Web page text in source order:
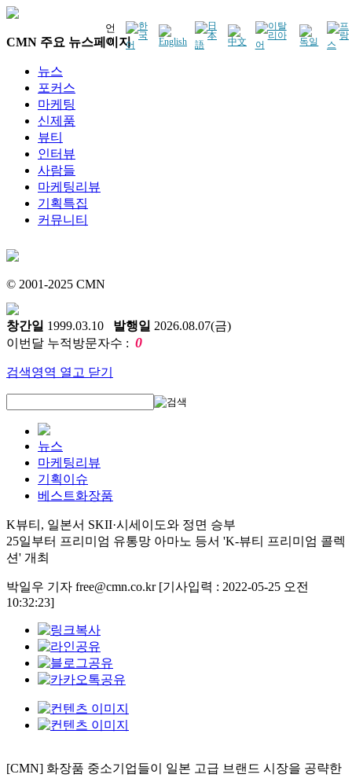
언
어
CMN 주요 뉴스페이지
뉴스
포커스
마케팅
신제품
뷰티
인터뷰
사람들
마케팅리뷰
기획특집
커뮤니티
© 2001-2025 CMN
창간일 1999.03.10 발행일 2026.08.07(금)
이번달 누적방문자수 : 0
검색영역 열고 닫기
뉴스
마케팅리뷰
기획이슈
베스트화장품
K뷰티, 일본서 SKII·시세이도와 정면 승부
25일부터 프리미엄 유통망 아마노 등서 'K-뷰티 프리미엄 콜렉
션' 개최
박일우 기자 free@cmn.co.kr [기사입력 : 2022-05-25 오전
10:32:23]
[CMN] 화장품 중소기업들이 일본 고급 브랜드 시장을 공략한